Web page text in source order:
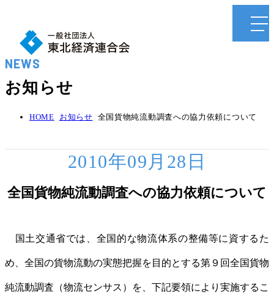
NEWS
お知らせ
HOME お知らせ 全国貨物純流動調査への協力依頼について
2010年09月28日
全国貨物純流動調査への協力依頼について
国土交通省では、全国的な物流体系の整備等に資するた
め、全国の貨物流動の実態把握を目的とする第９回全国貨物
純流動調査（物流センサス）を、下記要領により実施するこ